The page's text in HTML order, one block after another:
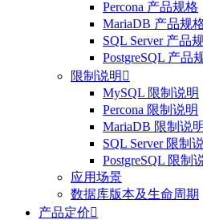
Percona 产品规格
MariaDB 产品规
SQL Server 产品
PostgreSQL 产品
限制说明 
MySQL 限制说明
Percona 限制说明
MariaDB 限制说明
SQL Server 限制
PostgreSQL 限制
应用场景
数据库版本及生命周期
产品定价